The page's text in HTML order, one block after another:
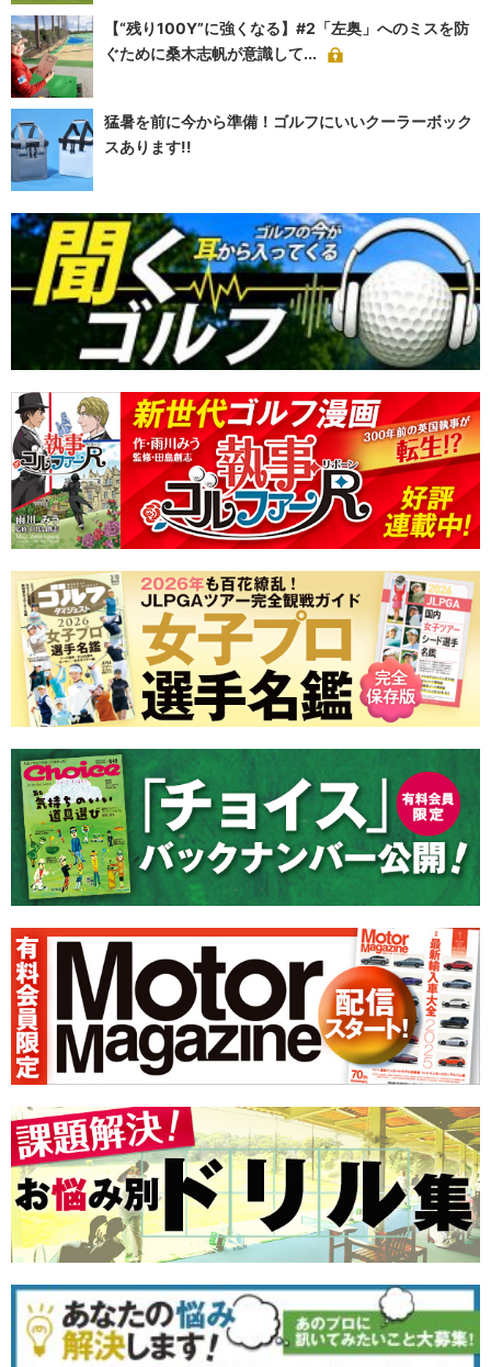
【“残り100Y”に強くなる】#2「左奥」へのミスを防
ぐために桑木志帆が意識して...
猛暑を前に今から準備！ゴルフにいいクーラーボック
スあります!!